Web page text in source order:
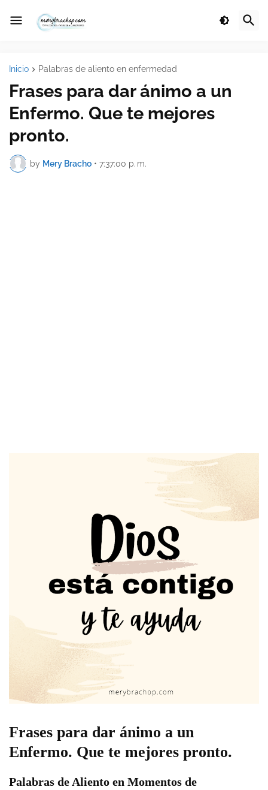
Inicio Palabras de aliento en enfermedad
Frases para dar ánimo a un
Enfermo. Que te mejores
pronto.
by Mery Bracho • 7:37:00 p. m.
Frases para dar ánimo a un
Enfermo. Que te mejores pronto.
Palabras de Aliento en Momentos de